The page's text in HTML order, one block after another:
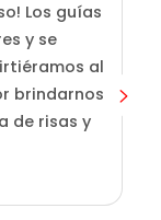
Los guías
y se
al
brindarnos
de risas y